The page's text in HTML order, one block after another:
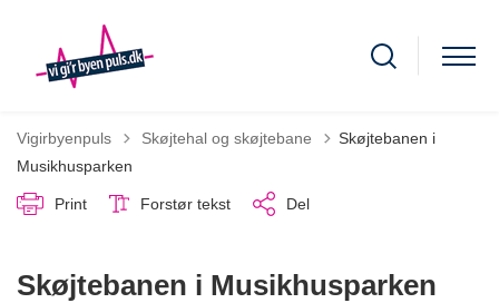
Vigirbyenpuls Tilbage til
Skøjtehal og skøjtebane
Skøjtebanen i
Musikhusparken
Print Forstør tekst Del
Skøjtebanen i Musikhusparken